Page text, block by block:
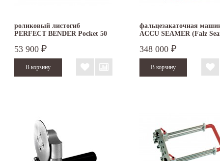
роликовый листогиб
PERFECT BENDER Pocket 50
53 900 ₽
фальцезакаточная
ACCU SEAMER (Falz
348 000 ₽